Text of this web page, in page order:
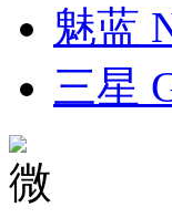
魅蓝
三星